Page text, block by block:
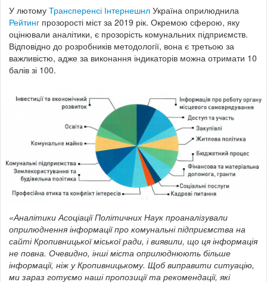
У лютому Трансперенсі Інтернешнл Україна оприлюднила
Рейтинг прозорості міст за 2019 рік. Окремою сферою, яку
оцінювали аналітики, є прозорість комунальних підприємств.
Відповідно до розробників методології, вона є третьою за
важливістю, адже за виконання індикаторів можна отримати 10
балів зі 100.
«Аналітики Асоціації Політичних Наук проаналізували
оприлюднення інформації про комунальні підприємства на
сайті Кропивницької міської ради, і виявили, що ця інформація
не повна. Очевидно, інші міста оприлюднюють більше
інформації, ніж у Кропивницькому. Щоб виправити ситуацію,
ми зараз готуємо наші пропозиції та рекомендації, які